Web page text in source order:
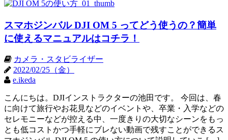
スマホジンバル DJI OM 5 ってどう使うの？簡単
に使えるマニュアルはコチラ！
カメラ・スタビライザー
2022/02/25（金）
e.ikeda
こんにちは。DJIインストラクターの池田です。 今回は、春
に向けて旅行やお花見などのイベントや、卒業・入学などの
セレモニーなどが控える中、一度きりの大切なシーンをもっ
とも低コストかつ手軽にブレない動画で残すことができるス